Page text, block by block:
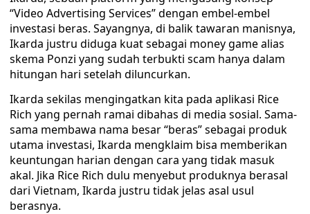
“Video Advertising Services” dengan embel-embel
investasi beras. Sayangnya, di balik tawaran manisnya,
Ikarda justru diduga kuat sebagai money game alias
skema Ponzi yang sudah terbukti scam hanya dalam
hitungan hari setelah diluncurkan.
Ikarda sekilas mengingatkan kita pada aplikasi Rice
Rich yang pernah ramai dibahas di media sosial. Sama-
sama membawa nama besar “beras” sebagai produk
utama investasi, Ikarda mengklaim bisa memberikan
keuntungan harian dengan cara yang tidak masuk
akal. Jika Rice Rich dulu menyebut produknya berasal
dari Vietnam, Ikarda justru tidak jelas asal usul
berasnya.